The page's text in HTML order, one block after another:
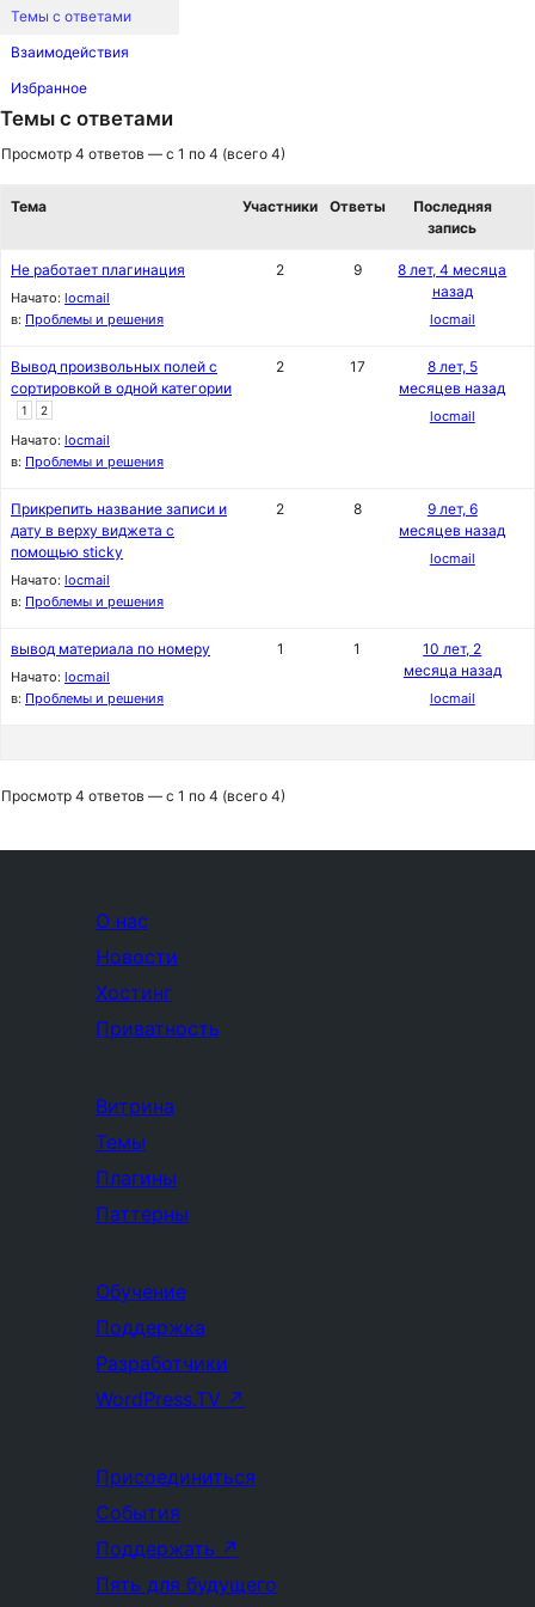
Темы с ответами
Взаимодействия
Избранное
Темы с ответами
Просмотр 4 ответов — с 1 по 4 (всего 4)
Тема Участники Ответы
Последняя
запись
Не работает плагинация
Начато: locmail
в: Проблемы и решения
2 9
8 лет, 4 месяца
назад
locmail
Вывод произвольных полей с
сортировкой в одной категории
1 2
Начато: locmail
в: Проблемы и решения
2 17
8 лет, 5
месяцев назад
locmail
Прикрепить название записи и
дату в верху виджета с
помощью sticky
Начато: locmail
в: Проблемы и решения
2 8
9 лет, 6
месяцев назад
locmail
вывод материала по номеру
Начато: locmail
в: Проблемы и решения
1 1
10 лет, 2
месяца назад
locmail
Просмотр 4 ответов — с 1 по 4 (всего 4)
О нас
Новости
Хостинг
Приватность
Витрина
Темы
Плагины
Паттерны
Обучение
Поддержка
Разработчики
WordPress.TV ↗
Присоединиться
События
Поддержать ↗
Пять для будущего